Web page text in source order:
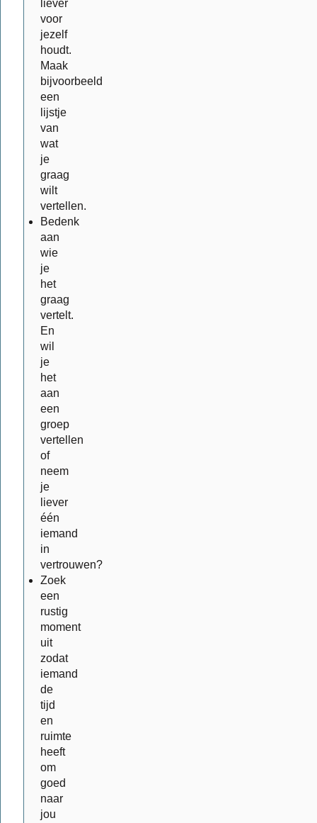
liever
voor
jezelf
houdt.
Maak
bijvoorbeeld
een
lijstje
van
wat
je
graag
wilt
vertellen.
Bedenk
aan
wie
je
het
graag
vertelt.
En
wil
je
het
aan
een
groep
vertellen
of
neem
je
liever
één
iemand
in
vertrouwen?
Zoek
een
rustig
moment
uit
zodat
iemand
de
tijd
en
ruimte
heeft
om
goed
naar
jou